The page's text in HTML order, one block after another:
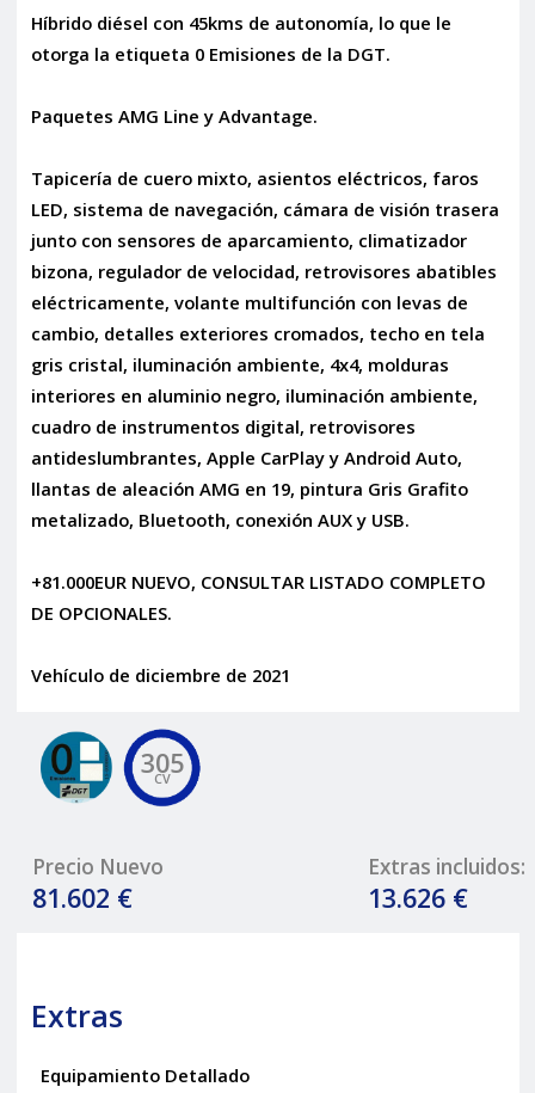
Híbrido diésel con 45kms de autonomía, lo que le
otorga la etiqueta 0 Emisiones de la DGT.
Paquetes AMG Line y Advantage.
Tapicería de cuero mixto, asientos eléctricos, faros
LED, sistema de navegación, cámara de visión trasera
junto con sensores de aparcamiento, climatizador
bizona, regulador de velocidad, retrovisores abatibles
eléctricamente, volante multifunción con levas de
cambio, detalles exteriores cromados, techo en tela
gris cristal, iluminación ambiente, 4x4, molduras
interiores en aluminio negro, iluminación ambiente,
cuadro de instrumentos digital, retrovisores
antideslumbrantes, Apple CarPlay y Android Auto,
llantas de aleación AMG en 19, pintura Gris Grafito
metalizado, Bluetooth, conexión AUX y USB.
+81.000EUR NUEVO, CONSULTAR LISTADO COMPLETO
DE OPCIONALES.
Vehículo de diciembre de 2021
305
CV
Precio Nuevo
81.602 €
Extras incluidos:
13.626 €
Extras
Equipamiento Detallado